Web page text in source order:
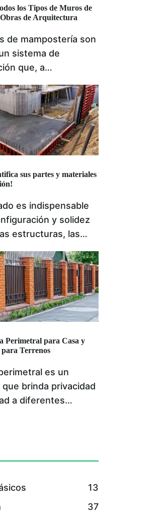
los Tipos de Muros de
de Arquitectura
de mampostería son
sistema de
que, a…
sus partes y materiales
es indispensable
y solidez
estructuras, las…
Perimetral para Casa y
para Terrenos
es un
brinda privacidad
a diferentes…
13
37